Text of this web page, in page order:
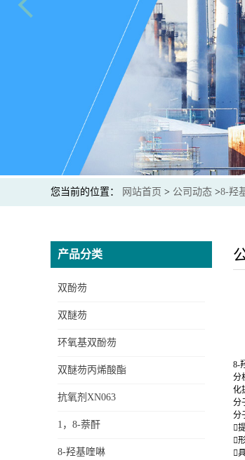
您当前的位置： 网站首页 > 公司动态 >8-羟
产品分类
双酚芴
双醚芴
环氧基双酚芴
双醚芴丙烯酸酯
抗氧剂XN063
1，8-萘酐
8-羟基喹啉
8-
分
化
分
分


